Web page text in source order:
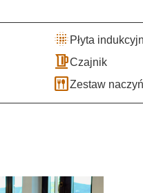
blur_on Płyta
kettleCzajnik
diningZestaw naczyń